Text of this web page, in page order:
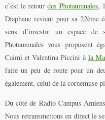
c’est le retourdes Photaumnales,
Diaphane revient pour sa 22ème
sens d’investir un espace
Photaumnales vous proposent
Caimi et Valentina Piccini à la
faire un peu de route pour un
également, celui de la cornemuse
Du côté de Radio Campus
Nous retransmettons en direct le